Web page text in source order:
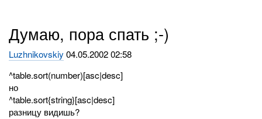
Думаю, пора спать ;-)
Luzhnikovskiy 04.05.2002 02:58
^table.sort(number)[asc|desc]
но
^table.sort{string}[asc|desc]
разницу видишь?